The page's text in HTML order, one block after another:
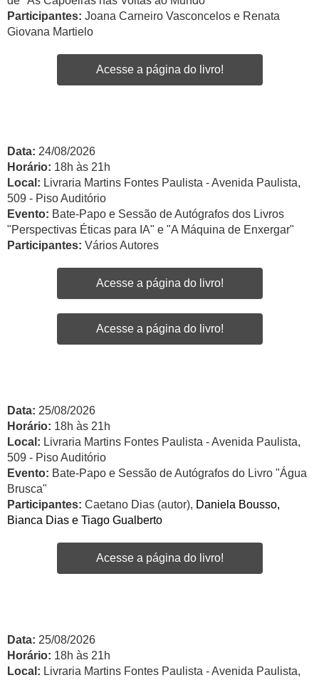
Participantes: Joana Carneiro Vasconcelos e Renata
Giovana Martielo
Acesse a página do livro!
Data: 24/08/2026
Horário: 18h às 21h
Local: Livraria Martins Fontes Paulista - Avenida Paulista,
509 - Piso Auditório
Evento: Bate-Papo e Sessão de Autógrafos dos Livros
"Perspectivas Éticas para IA" e "A Máquina de Enxergar"
Participantes: Vários Autores
Acesse a página do livro!
Acesse a página do livro!
Data: 25/08/2026
Horário: 18h às 21h
Local: Livraria Martins Fontes Paulista - Avenida Paulista,
509 - Piso Auditório
Evento: Bate-Papo e Sessão de Autógrafos do Livro "Água
Brusca"
Participantes: Caetano Dias (autor), Daniela Bousso,
Bianca Dias e Tiago Gualberto
Acesse a página do livro!
Data: 25/08/2026
Horário: 18h às 21h
Local: Livraria Martins Fontes Paulista - Avenida Paulista,